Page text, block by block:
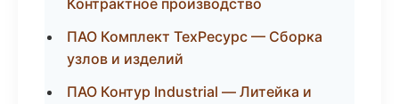
Контрактное производство
ПАО Комплект ТехРесурс — Сборка
узлов и изделий
ПАО Контур Industrial — Литейка и